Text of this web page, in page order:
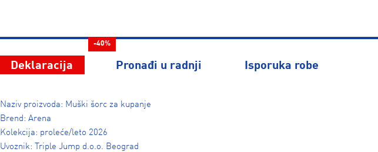
-40%
Deklaracija Pronađi u radnji Isporuka robe
Naziv proizvoda: Muški šorc za kupanje
Brend: Arena
Kolekcija: proleće/leto 2026
Uvoznik: Triple Jump d.o.o. Beograd